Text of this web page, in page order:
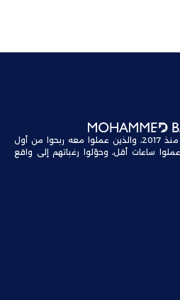
يعمل مع الأفراد وملاك الأعمال منذ 2017، والذين عملوا معه ربحوا من أول
ساعات أقل، وحوّلوا رغباتهم إلى واقع